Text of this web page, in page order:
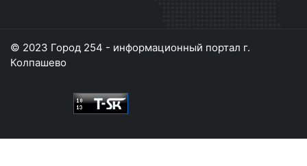
© 2023 Город 254 - информационный портал г.
Колпашево